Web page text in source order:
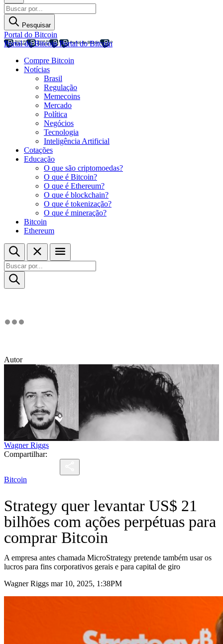
Pesquisar
Portal do Bitcoin
Portal do BitcoinPortal do Bitcoin
Compre Bitcoin
Notícias
Brasil
Regulação
Memecoins
Mercado
Política
Negócios
Tecnologia
Inteligência Artificial
Cotações
Educação
O que são criptomoedas?
O que é Bitcoin?
O que é Ethereum?
O que é blockchain?
O que é tokenização?
O que é mineração?
Bitcoin
Ethereum
Autor
Wagner Riggs
Compartilhar:
Bitcoin
Strategy quer levantar US$ 21
bilhões com ações perpétuas para
comprar Bitcoin
A empresa antes chamada MicroStrategy pretende também usar os
lucros para fins corporativos gerais e para capital de giro
Wagner Riggs mar 10, 2025, 1:38PM